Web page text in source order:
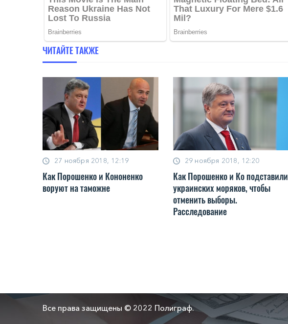
ЧИТАЙТЕ ТАКЖЕ
27 ноября 2018, 12:19
Как Порошенко и Кононенко
воруют на таможне
29 ноября 2018, 12:20
Как Порошенко и Ко подставили
украинских моряков, чтобы
отменить выборы.
Расследование
Все права защищены © 2022 Полиграф.